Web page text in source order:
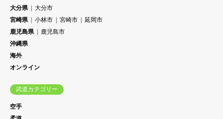
大分県
大分市
宮崎県
小林市 宮崎市
延岡市
鹿児島県
鹿児島市
沖縄県
海外
オンライン
武道カテゴリー
空手